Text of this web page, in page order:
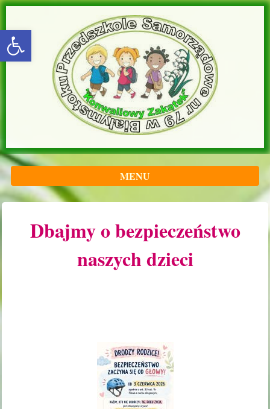
rozwiń/zwiń panel
MENU
Dbajmy o bezpieczeństwo
naszych dzieci